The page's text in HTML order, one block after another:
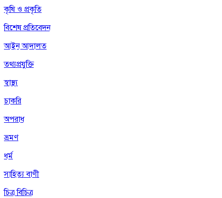
কৃষি ও প্রকৃতি
বিশেষ প্রতিবেদন
আইন আদালত
তথ্যপ্রযুক্তি
স্বাস্থ্য
চাকরি
অপরাধ
ভ্রমণ
ধর্ম
সাহিত্য বাণী
চিত্র বিচিত্র